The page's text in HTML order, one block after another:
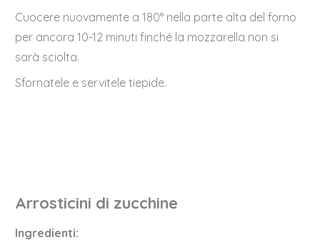
Cuocere nuovamente a 180° nella parte alta del forno
per ancora 10-12 minuti finché la mozzarella non si
sarà sciolta.
Sfornatele e servitele tiepide.
Arrosticini di zucchine
Ingredienti: